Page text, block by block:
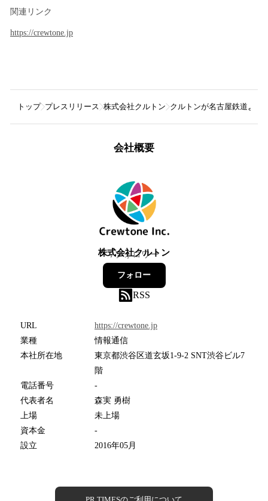
関連リンク
https://crewtone.jp
トップ プレスリリース 株式会社クルトン クルトンが名古屋鉄道より
会社概要
株式会社クルトン
7フォロワー
フォロー
RSS
URL
https://crewtone.jp
業種
情報通信
本社所在地
東京都渋谷区道玄坂1-9-2 SNT渋谷ビル7
階
電話番号
-
代表者名
森実 勇樹
上場
未上場
資本金
-
設立
2016年05月